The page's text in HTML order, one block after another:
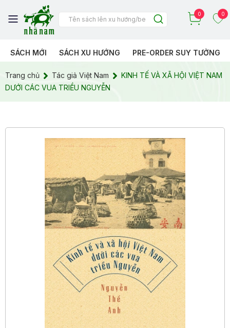
0 0
SÁCH MỚI SÁCH XU HƯỚNG PRE-ORDER SUY TƯỞNG
Trang chủ Tác giả Việt Nam
KINH TẾ VÀ XÃ HỘI VIỆT NAM
DƯỚI CÁC VUA TRIỀU NGUYỄN